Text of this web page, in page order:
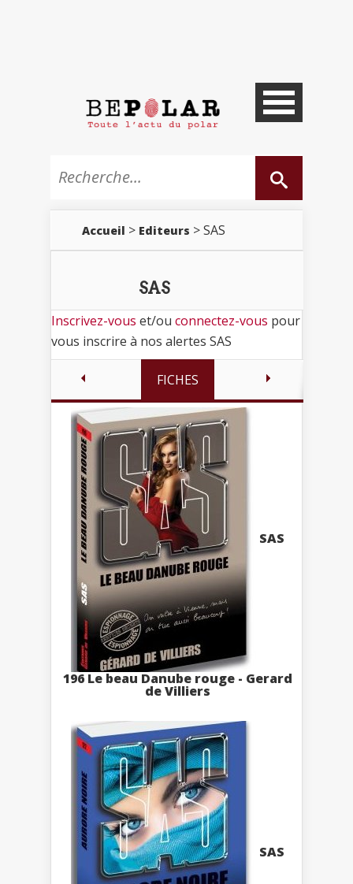
Accueil > Editeurs > SAS
SAS
Inscrivez-vous et/ou connectez-vous pour
vous inscrire à nos alertes SAS
FICHES
SAS
196 Le beau Danube rouge - Gerard
de Villiers
SAS